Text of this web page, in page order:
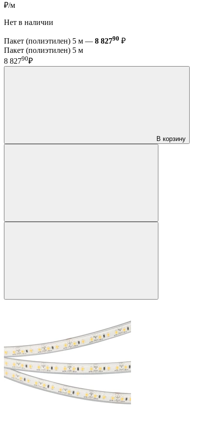
₽/м
Нет в наличии
Пакет (полиэтилен) 5 м — 8 82790 ₽
Пакет (полиэтилен) 5 м
8 82790₽
В корзину